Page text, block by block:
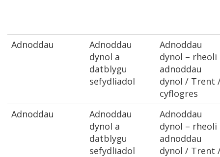
Adnoddau
Adnoddau
dynol a
datblygu
sefydliadol
Adnoddau
dynol – rheoli
adnoddau
dynol / Trent
cyflogres
Adnoddau
Adnoddau
dynol a
datblygu
sefydliadol
Adnoddau
dynol – rheoli
adnoddau
dynol / Trent